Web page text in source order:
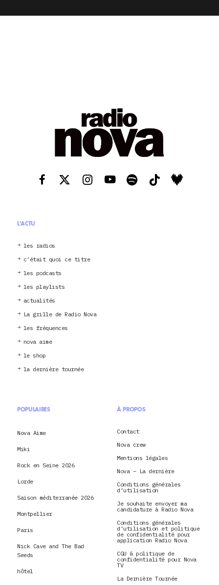
L'ACTU
les radios
c’était quoi ce titre
les podcasts
les playlists
actualités
La grille de Radio Nova
les fréquences
nova aime
le shop
la dernière tournée
POPULAIRES
Nova Aime
Miki
Rock en Seine 2026
Lorde
Saison méditerranée 2026
Montpellier
Paris
Nick Cave and The Bad
Seeds
hôtel
À PROPOS
Contact
Nova crew
Mentions légales
Nova – La dernière
Conditions générales
d’utilisation
Je souhaite envoyer ma
candidature à Radio Nova
Conditions générales
d’utilisation et politique
de confidentialité pour
application Radio Nova
CGU & politique de
confidentialité pour Nova
TV
La Dernière Tournée